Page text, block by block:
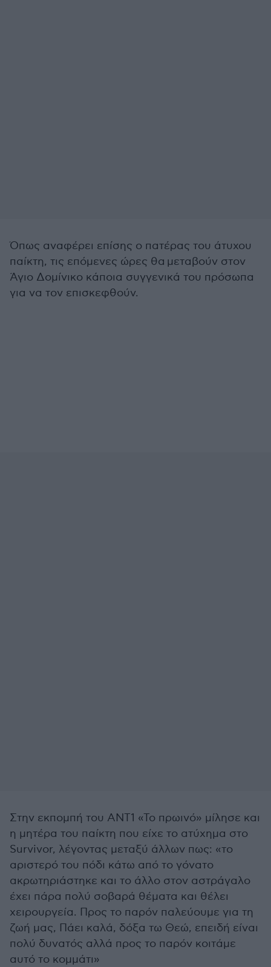
Όπως αναφέρει επίσης ο πατέρας του άτυχου
παίκτη, τις επόμενες ώρες θα μεταβούν στον
Άγιο Δομίνικο κάποια συγγενικά του πρόσωπα
για να τον επισκεφθούν.
Στην εκπομπή του ΑΝΤ1 «Το πρωινό» μίλησε και
η μητέρα του παίκτη που είχε το ατύχημα στο
Survivor, λέγοντας μεταξύ άλλων πως: «το
αριστερό του πόδι κάτω από το γόνατο
ακρωτηριάστηκε και το άλλο στον αστράγαλο
έχει πάρα πολύ σοβαρά θέματα και θέλει
χειρουργεία. Προς το παρόν παλεύουμε για τη
ζωή μας, Πάει καλά, δόξα τω Θεώ, επειδή είναι
πολύ δυνατός αλλά προς το παρόν κοιτάμε
αυτό το κομμάτι»